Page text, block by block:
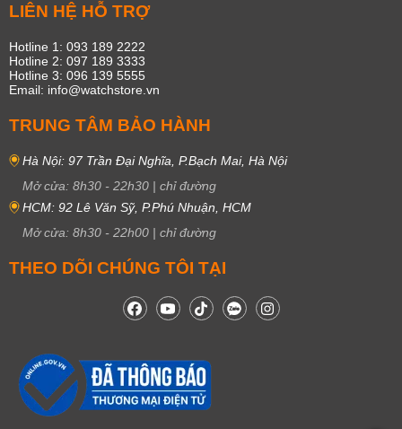
LIÊN HỆ HỖ TRỢ
Hotline 1: 093 189 2222
Hotline 2: 097 189 3333
Hotline 3: 096 139 5555
Email: info@watchstore.vn
TRUNG TÂM BẢO HÀNH
Hà Nội: 97 Trần Đại Nghĩa, P.Bạch Mai, Hà Nội
Mở cửa: 8h30 - 22h30 | chỉ đường
HCM: 92 Lê Văn Sỹ, P.Phú Nhuận, HCM
Mở cửa: 8h30 - 22h00 | chỉ đường
THEO DÕI CHÚNG TÔI TẠI